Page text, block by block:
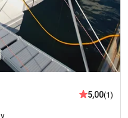
5,00(1)